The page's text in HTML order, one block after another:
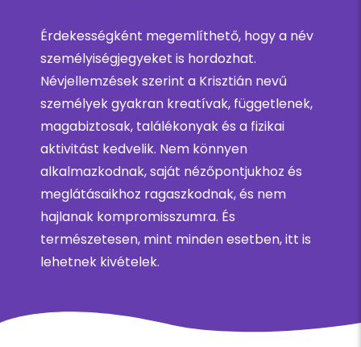
Érdekességként megemlíthető, hogy a név
személyiségjegyeket is hordozhat.
Névjellemzések szerint a Krisztián nevű
személyek gyakran kreatívak, függetlenek,
magabiztosak, találékonyak és a fizikai
aktivitást kedvelik. Nem könnyen
alkalmazkodnak, saját nézőpontjukhoz és
meglátásaikhoz ragaszkodnak, és nem
hajlanak kompromisszumra. És
természetesen, mint minden esetben, itt is
lehetnek kivételek.